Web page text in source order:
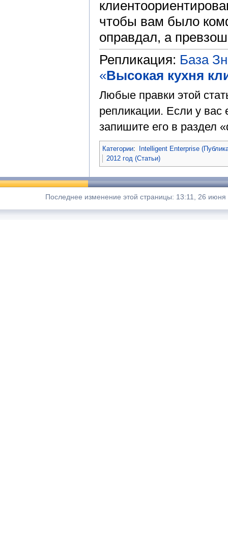
чтобы вам было
оправдал, а
Репликация: База
«Высокая кухня
Любые правки этой
репликации. Если у вас
запишите его в раздел
Категории:
Intelligent Enterprise
2012 год (Статьи)
Последнее изменение этой страницы: 13:11, 26 июня